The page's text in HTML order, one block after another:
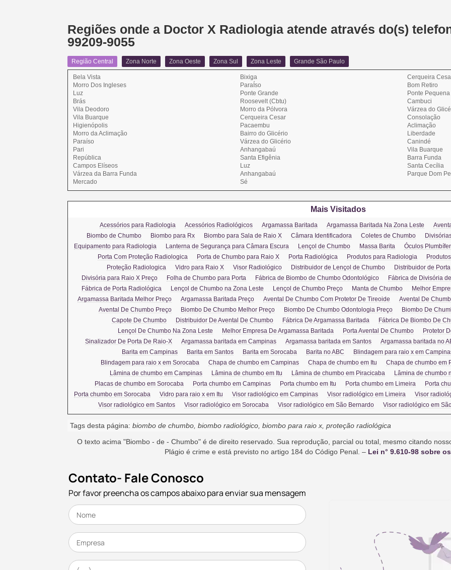
Regiões onde a Doctor X Radiologia atende através do(s)
99209-9055
Região Central Zona Norte Zona Oeste Zona Sul Zona Leste Grande São Paulo
Bela Vista Bixiga
Cerqueira
Morro Dos Ingleses
ParaÍso
Bom Retiro
Luz
Ponte Grande
Ponte Pequena
Brás
Roosevelt (Cbtu)
Cambuci
Vila Deodoro
Morro da Pólvora
Várzea do
Vila Buarque
Cerqueira Cesar
Consolação
Higienópolis
Pacaembu
Aclimação
Morro da Aclimação
Bairro do Glicério
Liberdade
Paraíso
Várzea do Glicério
Canindé
Pari
Anhangabaú
Vila Buarque
República
Santa Efigênia
Barra Funda
Campos Elíseos
Luz
Santa Cecília
Várzea da Barra Funda
Anhangabaú
Parque Dom
Mercado
Sé
Mais Visitados
Acessórios para Radiologia Acessórios Radiológicos Argamassa Baritada Argamassa Baritada Na Zona Leste
Biombo de Chumbo
Biombo para Rx Biombo para Sala de Raio X Câmara Identificadora Coletes de Chumbo
Equipamento para Radiologia
Lanterna de Segurança para Câmara Escura Lençol de Chumbo Massa Barita Óculos
Porta Com Proteção Radiologica
Porta de Chumbo para Raio X Porta Radiológica Produtos para Radiologia
Proteção Radiologica
Vidro para Raio X Visor Radiológico Distribuidor de Lençol de Chumbo Distribuidor de
Divisória para Raio X Preço
Folha de Chumbo para Porta Fábrica de Biombo de Chumbo Odontológico Fábrica de Divisória
Fábrica de Porta Radiológica
Lençol de Chumbo na Zona Leste Lençol de Chumbo Preço Manta de Chumbo Melhor
Argamassa Baritada Melhor Preço
Argamassa Baritada Preço Avental De Chumbo Com Protetor De Tireoide Avental De
Avental De Chumbo Preço
Biombo De Chumbo Melhor Preço Biombo De Chumbo Odontologia Preço Biombo De
Capote De Chumbo
Distribuidor De Avental De Chumbo Fábrica De Argamassa Baritada Fábrica De Biombo De
Lençol De Chumbo Na Zona Leste
Melhor Empresa De Argamassa Baritada Porta Avental De Chumbo Protetor
Sinalizador De Porta De Raio-X
Argamassa baritada em Campinas Argamassa baritada em Santos Argamassa baritada no
Barita em Campinas
Barita em Santos Barita em Sorocaba Barita no ABC Blindagem para raio x em
Blindagem para raio x em Sorocaba
Chapa de chumbo em Campinas Chapa de chumbo em Itu Chapa de chumbo em
Lâmina de chumbo em Campinas
Lâmina de chumbo em Itu Lâmina de chumbo em Piracicaba Lâmina de chumbo
Placas de chumbo em Sorocaba
Porta chumbo em Campinas Porta chumbo em Itu Porta chumbo em Limeira Porta
Porta chumbo em Sorocaba
Vidro para raio x em Itu Visor radiológico em Campinas Visor radiológico em Limeira Visor
Visor radiológico em Santos
Visor radiológico em Sorocaba Visor radiológico em São Bernardo Visor radiológico em
Tags desta página: biombo de chumbo, biombo radiológico, biombo para raio x, proteção radiológica
O texto acima "Biombo - de - Chumbo" é de direito reservado. Sua reprodução, parcial ou total, mesmo citando
Plágio é crime e está previsto no artigo 184 do Código Penal. – Lei n° 9.610-98 sobre
Contato- Fale Conosco
Por favor preencha os campos abaixo para enviar sua mensagem